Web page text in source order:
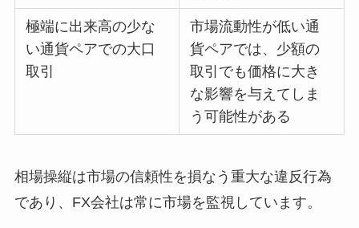
極端に出来高の少な
い通貨ペアでの大口
取引
市場流動性が低い通
貨ペアでは、少額の
取引でも価格に大き
な影響を与えてしま
う可能性がある
相場操縦は市場の信頼性を損なう重大な違反行為
であり、FX会社は常に市場を監視しています。